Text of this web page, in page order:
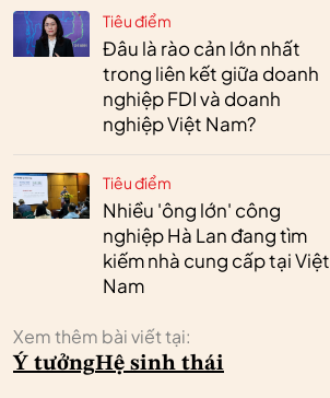
Tiêu điểm
Đâu là rào cản lớn nhất
trong liên kết giữa doanh
nghiệp FDI và doanh
nghiệp Việt Nam?
Tiêu điểm
Nhiều 'ông lớn' công
nghiệp Hà Lan đang tìm
kiếm nhà cung cấp tại Việt
Nam
Xem thêm bài viết tại:
Ý tưởngHệ sinh thái